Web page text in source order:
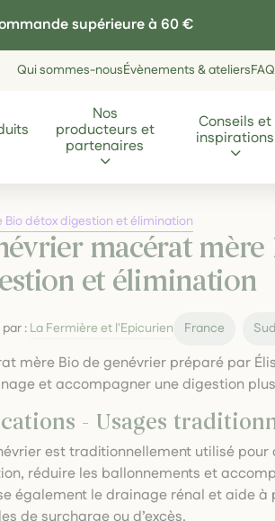
supérieure à 60 €
Qui sommes-nousÉvènements & ateliers
Nos
producteurs et
partenaires
Conseils et
inspirations
détox digestion et élimination
macérat mère
et élimination
: La Fermière et l'Epicurien France
mère Bio de genévrier préparé par
et accompagner une digestion
- Usages
est traditionnellement utilisé
réduire les ballonnements et
également le drainage rénal et aide à